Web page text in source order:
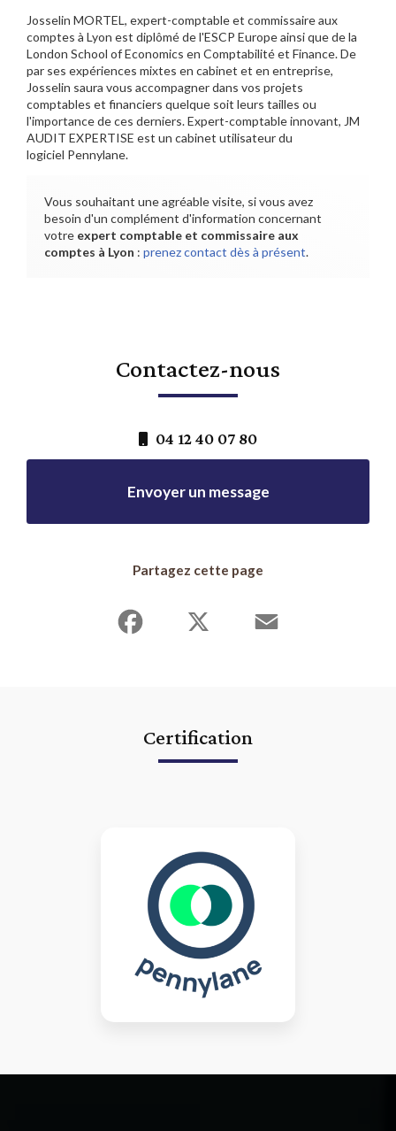
Josselin MORTEL, expert-comptable et commissaire aux
comptes à Lyon est diplômé de l'ESCP Europe ainsi que de la
London School of Economics en Comptabilité et Finance. De
par ses expériences mixtes en cabinet et en entreprise,
Josselin saura vous accompagner dans vos projets
comptables et financiers quelque soit leurs tailles ou
l'importance de ces derniers. Expert-comptable innovant, JM
AUDIT EXPERTISE est un cabinet utilisateur du
logiciel Pennylane.
Vous souhaitant une agréable visite, si vous avez
besoin d'un complément d'information concernant
votre expert comptable et commissaire aux
comptes à Lyon : prenez contact dès à présent.
Contactez-nous
04 12 40 07 80
Envoyer un message
Partagez cette page
Certification